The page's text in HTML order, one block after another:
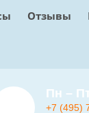
Отзывы
Пн –
+7 (495)